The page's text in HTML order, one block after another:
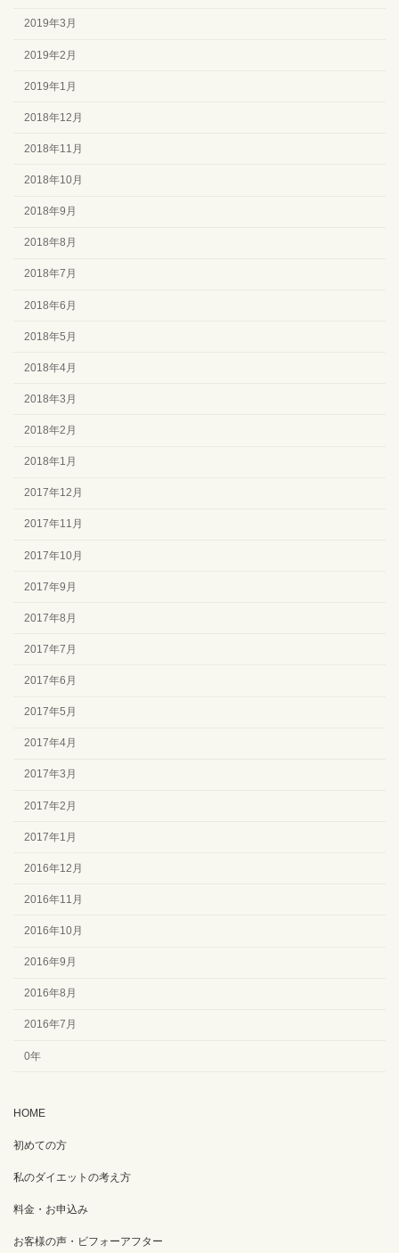
2019年3月
2019年2月
2019年1月
2018年12月
2018年11月
2018年10月
2018年9月
2018年8月
2018年7月
2018年6月
2018年5月
2018年4月
2018年3月
2018年2月
2018年1月
2017年12月
2017年11月
2017年10月
2017年9月
2017年8月
2017年7月
2017年6月
2017年5月
2017年4月
2017年3月
2017年2月
2017年1月
2016年12月
2016年11月
2016年10月
2016年9月
2016年8月
2016年7月
0年
HOME
初めての方
私のダイエットの考え方
料金・お申込み
お客様の声・ビフォーアフター